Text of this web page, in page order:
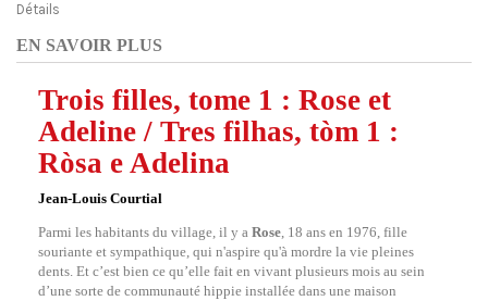
Détails
EN SAVOIR PLUS
Trois filles, tome 1 : Rose et
Adeline / Tres filhas, tòm 1 :
Ròsa e Adelina
Jean-Louis Courtial
Parmi les habitants du village, il y a Rose, 18 ans en 1976, fille
souriante et sympathique, qui n'aspire qu'à mordre la vie pleines
dents. Et c’est bien ce qu’elle fait en vivant plusieurs mois au sein
d’une sorte de communauté hippie installée dans une maison